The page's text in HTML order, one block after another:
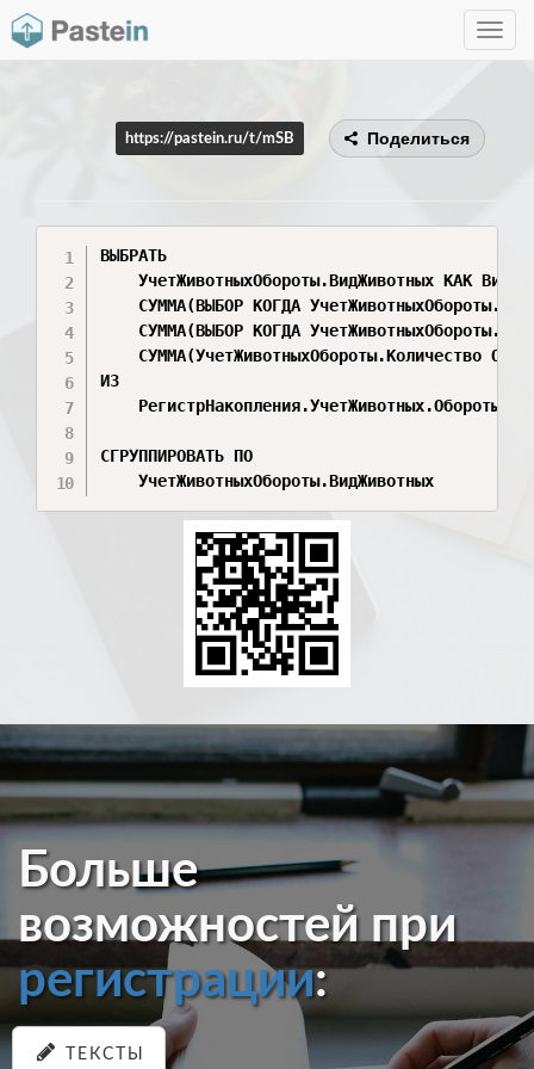
Toggle
https://pastein.ru/t/mSB Поделиться
ВЫБРАТЬ
УчетЖивотныхОбороты.ВидЖивотных КАК
СУММА(ВЫБОР КОГДА
СУММА(ВЫБОР КОГДА
СУММА(УчетЖивотныхОбороты.Количество
ИЗ
СГРУППИРОВАТЬ ПО
    УчетЖивотныхОбороты.ВидЖивотных
Больше
возможностей при
регистрации:
ТЕКСТЫ